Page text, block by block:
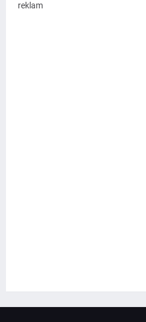
reklam